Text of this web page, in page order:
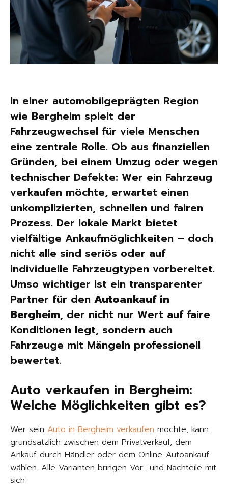
In einer automobilgeprägten Region
wie Bergheim spielt der
Fahrzeugwechsel für viele Menschen
eine zentrale Rolle. Ob aus finanziellen
Gründen, bei einem Umzug oder wegen
technischer Defekte: Wer ein Fahrzeug
verkaufen möchte, erwartet einen
unkomplizierten, schnellen und fairen
Prozess. Der lokale Markt bietet
vielfältige Ankaufmöglichkeiten – doch
nicht alle sind seriös oder auf
individuelle Fahrzeugtypen vorbereitet.
Umso wichtiger ist ein transparenter
Partner für den Autoankauf in
Bergheim, der nicht nur Wert auf faire
Konditionen legt, sondern auch
Fahrzeuge mit Mängeln professionell
bewertet.
Auto verkaufen in Bergheim:
Welche Möglichkeiten gibt es?
Wer sein Auto in Bergheim verkaufen möchte, kann
grundsätzlich zwischen dem Privatverkauf, dem
Ankauf durch Händler oder dem Online-Autoankauf
wählen. Alle Varianten bringen Vor- und Nachteile mit
sich: